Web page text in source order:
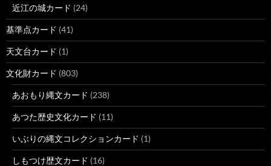
近江の城カード (24)
基準点カード (41)
天文台カード (1)
文化財カード (803)
あおもり縄文カード (238)
あつた歴史文化カード (11)
いぶりの縄文コレクションカード (1)
しもつけ歴文カード (16)